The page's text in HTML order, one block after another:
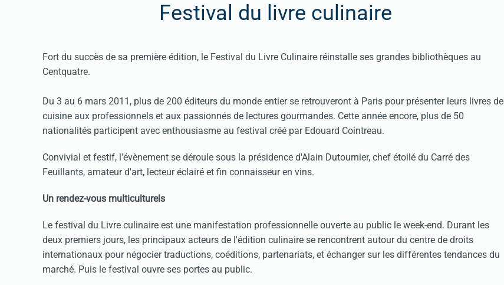
Festival du livre culinaire
Fort du succès de sa première édition, le Festival du Livre Culinaire réinstalle ses grandes bibliothèques au
Centquatre.
Du 3 au 6 mars 2011, plus de 200 éditeurs du monde entier se retrouveront à Paris pour présenter leurs livres de
cuisine aux professionnels et aux passionnés de lectures gourmandes. Cette année encore, plus de 50
nationalités participent avec enthousiasme au festival créé par Edouard Cointreau.
Convivial et festif, l'évènement se déroule sous la présidence d'Alain Dutournier, chef étoilé du Carré des
Feuillants, amateur d'art, lecteur éclairé et fin connaisseur en vins.
Un rendez-vous multiculturels
Le festival du Livre culinaire est une manifestation professionnelle ouverte au public le week-end. Durant les
deux premiers jours, les principaux acteurs de l'édition culinaire se rencontrent autour du centre de droits
internationaux pour négocier traductions, coéditions, partenariats, et échanger sur les différentes tendances du
marché. Puis le festival ouvre ses portes au public.